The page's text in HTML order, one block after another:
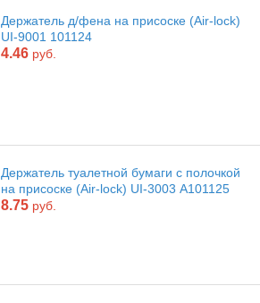
Держатель д/фена на присоске (Аir-lock)
UI-9001 101124
4.46 руб.
Держатель туалетной бумаги с полочкой
на присоске (Аir-lock) UI-3003 А101125
8.75 руб.